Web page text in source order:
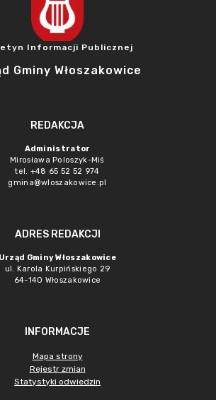
Informacji Publicznej
Gminy Włoszakowice
REDAKCJA
Administrator
Mirosława Poloszyk-Miś
tel. +48 65 52 52 974
gmina@wloszakowice.pl
ADRES REDAKCJI
Urząd Gminy Włoszakowice
ul. Karola Kurpińskiego 29
64-140 Włoszakowice
INFORMACJE
Mapa strony
Rejestr zmian
Statystyki odwiedzin